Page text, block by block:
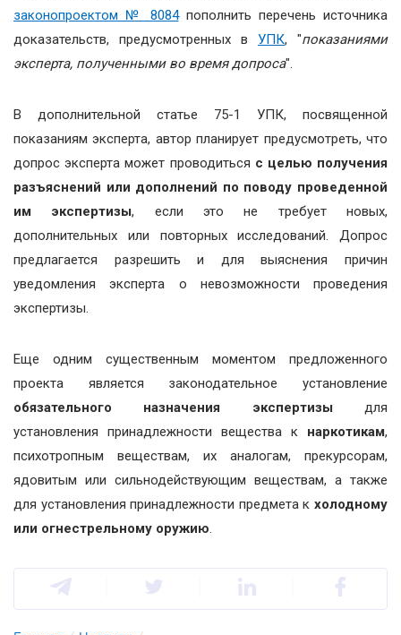
законопроектом № 8084пополнить перечень источника
доказательств, предусмотренных в УПК, "показаниями
эксперта, полученными во время допроса".
В дополнительной статье 75-1 УПК, посвященной
показаниям эксперта, автор планирует предусмотреть, что
допрос эксперта может проводиться с целью получения
разъяснений или дополнений по поводу проведенной
им экспертизы, если это не требует новых,
дополнительных или повторных исследований. Допрос
предлагается разрешить и для выяснения причин
уведомления эксперта о невозможности проведения
экспертизы.
Еще одним существенным моментом предложенного
проекта является законодательное установление
обязательного назначения экспертизы для
установления принадлежности вещества к наркотикам,
психотропным веществам, их аналогам, прекурсорам,
ядовитым или сильнодействующим веществам, а также
для установления принадлежности предмета к холодному
или огнестрельному оружию.